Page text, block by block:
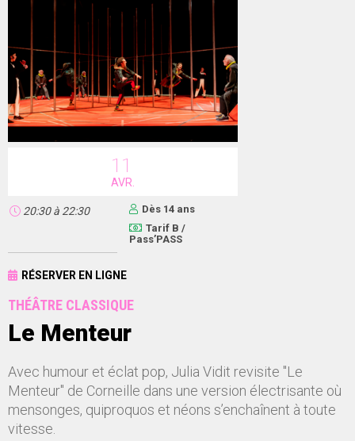
11
AVR.
20:30à 22:30
Dès 14 ans
Tarif B /
Pass’PASS
RÉSERVER EN LIGNE
THÉÂTRE CLASSIQUE
Le Menteur
Avec humour et éclat pop, Julia Vidit revisite "Le
Menteur" de Corneille dans une version électrisante où
mensonges, quiproquos et néons s’enchaînent à toute
vitesse.